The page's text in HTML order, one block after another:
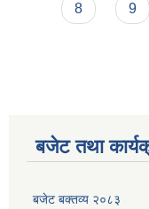
8
9
बजेट तथा
बजेट बक्तव्य २०८३